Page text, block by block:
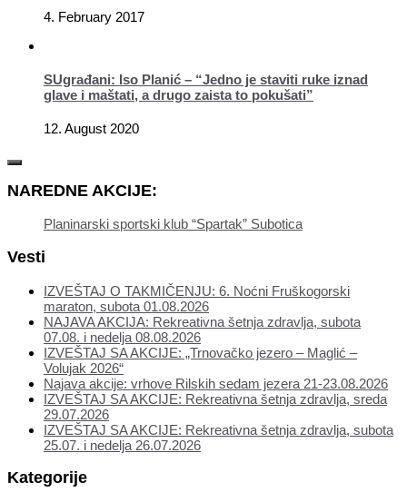
4. February 2017
SUgrađani: Iso Planić – “Jedno je staviti ruke iznad
glave i maštati, a drugo zaista to pokušati”
12. August 2020
NAREDNE AKCIJE:
Planinarski sportski klub “Spartak” Subotica
Vesti
IZVEŠTAJ O TAKMIČENJU: 6. Noćni Fruškogorski
maraton, subota 01.08.2026
NAJAVA AKCIJA: Rekreativna šetnja zdravlja, subota
07.08. i nedelja 08.08.2026
IZVEŠTAJ SA AKCIJE: „Trnovačko jezero – Maglić –
Volujak 2026“
Najava akcije: vrhove Rilskih sedam jezera 21-23.08.2026
IZVEŠTAJ SA AKCIJE: Rekreativna šetnja zdravlja, sreda
29.07.2026
IZVEŠTAJ SA AKCIJE: Rekreativna šetnja zdravlja, subota
25.07. i nedelja 26.07.2026
Kategorije